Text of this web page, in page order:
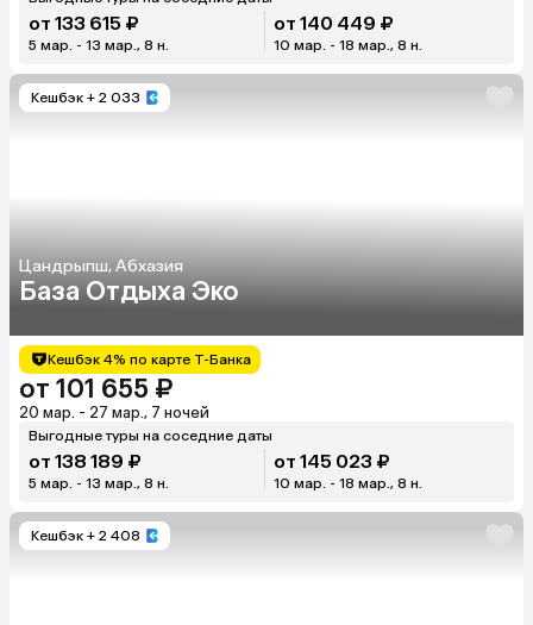
от 133 615 ₽
5 мар. - 13 мар., 8 н.
от 140 449 ₽
10 мар. - 18 мар., 8 н.
Кешбэк + 2 033
Цандрыпш, Абхазия
База Отдыха Эко
Кешбэк 4% по карте Т-Банка
от 101 655 ₽
20 мар. - 27 мар., 7 ночей
Выгодные туры на соседние даты
от 138 189 ₽
5 мар. - 13 мар., 8 н.
от 145 023 ₽
10 мар. - 18 мар., 8 н.
Кешбэк + 2 408